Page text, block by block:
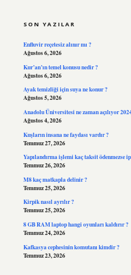
SON YAZILAR
Enfluvir reçetesiz alınır mı ?
Ağustos 6, 2026
Kur’an’ın temel konusu nedir ?
Ağustos 6, 2026
Ayak temizliği için suya ne konur ?
Ağustos 5, 2026
Anadolu Üniversitesi ne zaman açılıyor
Ağustos 4, 2026
Kuşların insana ne faydası vardır ?
Temmuz 27, 2026
Yapılandırma işlemi kaç taksit ödenmezse
Temmuz 26, 2026
M8 kaç matkapla delinir ?
Temmuz 25, 2026
Kirpik nasıl ayrılır ?
Temmuz 25, 2026
8 GB RAM laptop hangi oyunları kaldırır ?
Temmuz 24, 2026
Kafkasya cephesinin komutanı kimdir ?
Temmuz 23, 2026